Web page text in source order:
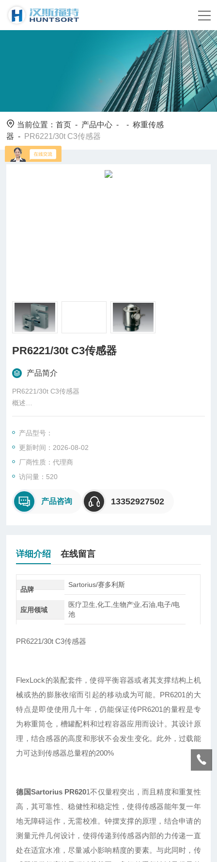
当前位置：首页 - 产品中心 - -称重传感
器 - PR6221/30t C3传感器
PR6221/30t C3传感器
产品简介
PR6221/30t C3传感器
概述
柱式传感器也可称为柱式测力传感器，是称重传感器的一种，是
型、悬臂型、轮辐式、板环式、膜盒式、桥式、柱筒式等几种样
式。
产品型号：
更新时间：2026-08-02
厂商性质：代理商
访问量：520
产品咨询 13352927502
详细介绍 在线留言
品牌
Sartorius/赛多利斯
应用领域
医疗卫生,化工,生物产业,石油,电子/电
池
PR6221/30t C3传感器
FlexLock的装配套件，使得平衡容器或者其支撑结构上机
械或热的膨胀收缩而引起的移动成为可能。PR6201的大
特点是即使使用几十年，仍能保证传PR6201的量程是专
为称重筒仓，槽罐配料和过程容器应用而设计。其设计原
理，结合感器的高度和形状不会发生变化。此外，过载能
力可达到传感器总量程的200%
德国SartoriusPR6201不仅量程突出 ， 而且精度和重复性
高 ， 其可靠性 、稳健性和稳定性，使得传感器能年复一年
地无障碍运作，无需校准。钟摆支撑的原理，结合申请的
测量元件几何设计，使得传递到传感器内部的力传递一直
处在适宜水准，尽量减小影响精度的要素。与此同时，传